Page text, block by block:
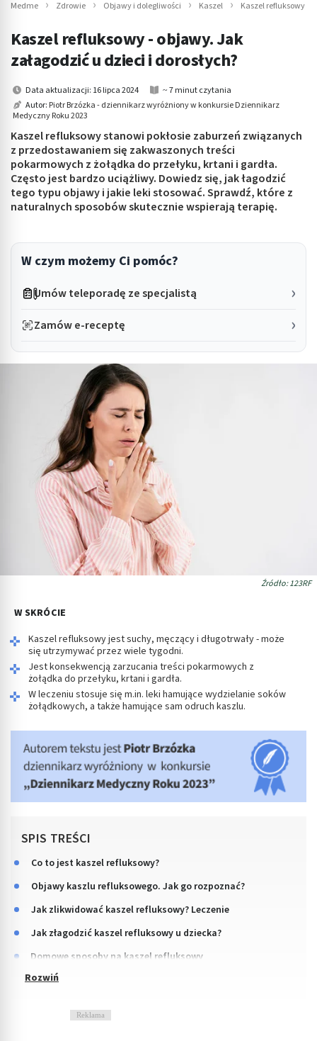
Medme Zdrowie Objawy i dolegliwości Kaszel Kaszel refluksowy -
Kaszel refluksowy - objawy. Jak
załagodzić u dzieci i dorosłych?
Data aktualizacji: 16 lipca 2024
~ 7 minut czytania
Autor: Piotr Brzózka - dziennikarz wyróżniony w konkursie Dziennikarz
Medyczny Roku 2023
Kaszel refluksowy stanowi pokłosie zaburzeń związanych
z przedostawaniem się zakwaszonych treści
pokarmowych z żołądka do przełyku, krtani i gardła.
Często jest bardzo uciążliwy. Dowiedz się, jak łagodzić
tego typu objawy i jakie leki stosować. Sprawdź, które z
naturalnych sposobów skutecznie wspierają terapię.
W czym możemy Ci pomóc?
Umów teleporadę ze specjalistą
Zamów e-receptę
Źródło: 123RF
W SKRÓCIE
Kaszel refluksowy jest suchy, męczący i długotrwały - może
się utrzymywać przez wiele tygodni.
Jest konsekwencją zarzucania treści pokarmowych z
żołądka do przełyku, krtani i gardła.
W leczeniu stosuje się m.in. leki hamujące wydzielanie soków
żołądkowych, a także hamujące sam odruch kaszlu.
SPIS TREŚCI
Co to jest kaszel refluksowy?
Objawy kaszlu refluksowego. Jak go rozpoznać?
Jak zlikwidować kaszel refluksowy? Leczenie
Jak złagodzić kaszel refluksowy u dziecka?
Domowe sposoby na kaszel refluksowy
Reklama